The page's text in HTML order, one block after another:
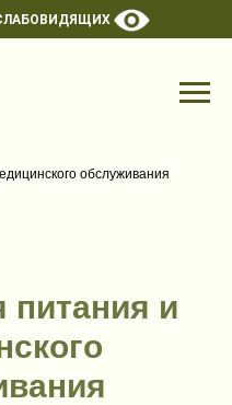
обслуживания
питания и